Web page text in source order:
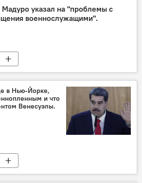
Мадуро указал на "проблемы с
военнослужащими".
в Нью-Йорке,
и что
Венесуэлы.